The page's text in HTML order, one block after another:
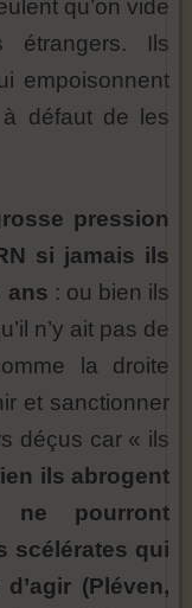
qu’on vide
étrangers. Ils
empoisonnent
défaut de les
pression
si jamais ils
ans : ou bien ils
n’y ait pas de
la droite
et sanctionner
déçus car « ils
ils abrogent
ne pourront
scélérates qui
(Pléven,